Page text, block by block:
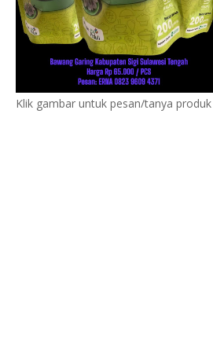
Klik gambar untuk pesan/tanya produk